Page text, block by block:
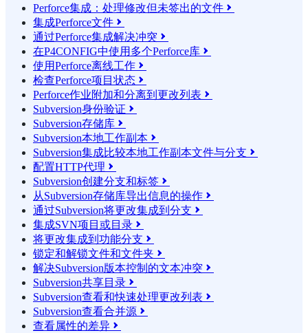
Perforce集成：处理修改但未签出的文件 
集成Perforce文件 
通过Perforce集成解决冲突 
在P4CONFIG中使用多个Perforce库 
使用Perforce离线工作 
检查Perforce项目状态 
Perforce作业附加和分离到更改列表 
Subversion身份验证 
Subversion存储库 
Subversion本地工作副本 
Subversion集成比较本地工作副本文件与分支 
配置HTTP代理 
Subversion创建分支和标签 
从Subversion存储库导出信息的操作 
通过Subversion将更改集成到分支 
集成SVN项目或目录 
将更改集成到功能分支 
锁定和解锁文件和文件夹 
解决Subversion版本控制的文本冲突 
Subversion共享目录 
Subversion查看和快速处理更改列表 
Subversion查看合并源 
查看属性的差异 